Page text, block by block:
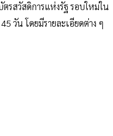
สวัสดิการแห่งรัฐ รอบใหม่ใน
วัน โดยมีรายละเอียดต่าง ๆ